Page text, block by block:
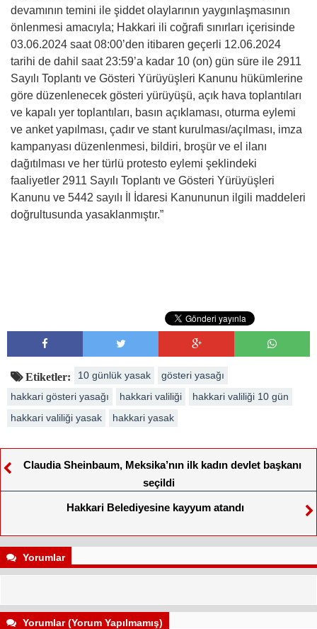
devamının temini ile şiddet olaylarının yaygınlaşmasının
önlenmesi amacıyla; Hakkari ili coğrafi sınırları içerisinde
03.06.2024 saat 08:00’den itibaren geçerli 12.06.2024
tarihi de dahil saat 23:59’a kadar 10 (on) gün süre ile 2911
Sayılı Toplantı ve Gösteri Yürüyüşleri Kanunu hükümlerine
göre düzenlenecek gösteri yürüyüşü, açık hava toplantıları
ve kapalı yer toplantıları, basın açıklaması, oturma eylemi
ve anket yapılması, çadır ve stant kurulması/açılması, imza
kampanyası düzenlenmesi, bildiri, broşür ve el ilanı
dağıtılması ve her türlü protesto eylemi şeklindeki
faaliyetler 2911 Sayılı Toplantı ve Gösteri Yürüyüşleri
Kanunu ve 5442 sayılı İl İdaresi Kanununun ilgili maddeleri
doğrultusunda yasaklanmıştır.”
Etiketler: 10 günlük yasak
gösteri yasağı
hakkari gösteri yasağı
hakkari valiliği
hakkari valiliği 10 gün
hakkari valiliği yasak
hakkari yasak
Claudia Sheinbaum, Meksika’nın ilk kadın devlet başkanı
seçildi
Hakkari Belediyesine kayyum atandı
Yorumlar
Yorumlar (Yorum Yapılmamış)